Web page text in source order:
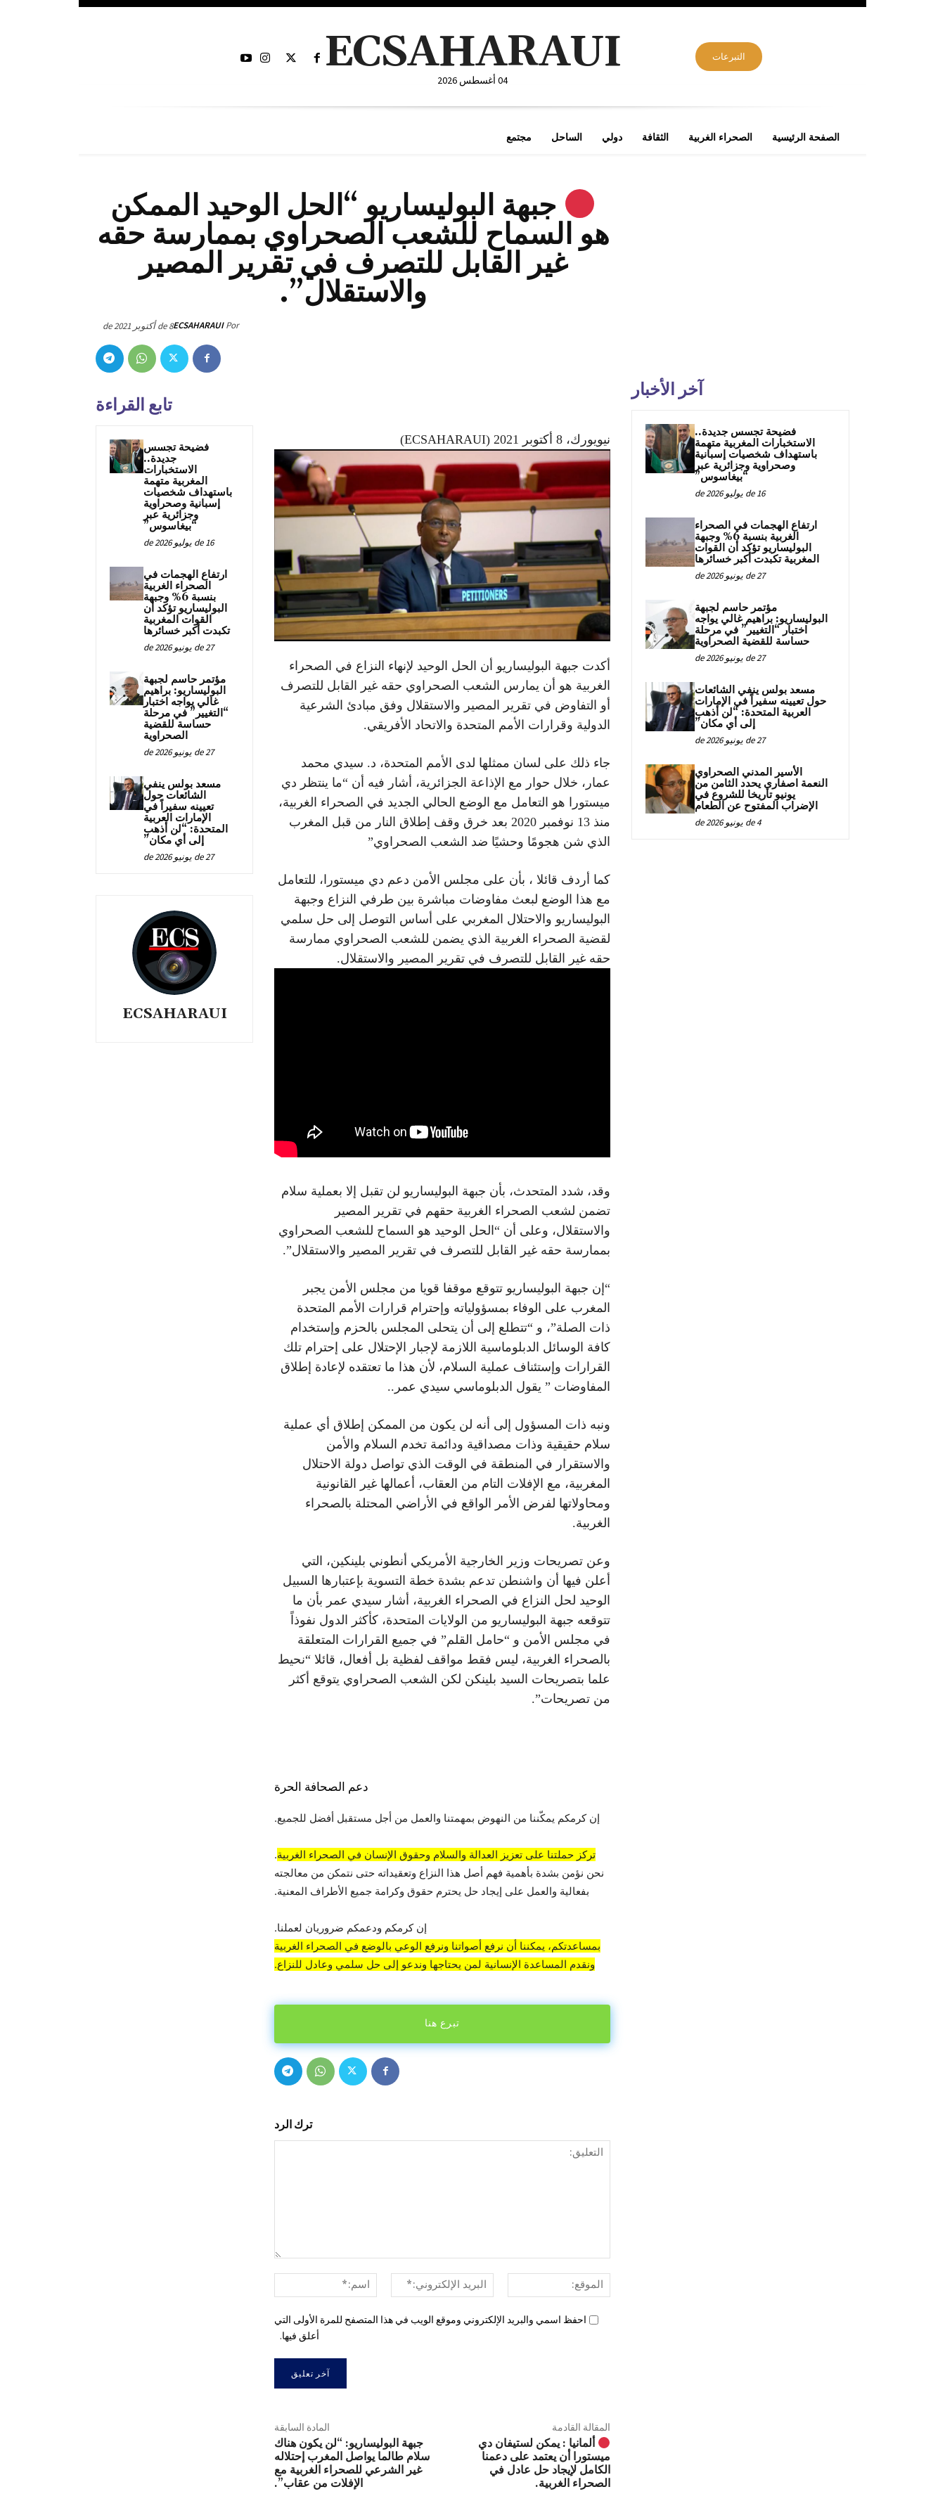
التبرعات ECSAHARAUI
04 أغسطس 2026
الصفحة الرئيسية الصحراء الغربية الثقافة دولي الساحل مجتمع
جبهة البوليساريو “الحل الوحيد الممكن
هو السماح للشعب الصحراوي بممارسة حقه
غير القابل للتصرف في تقرير المصير
والاستقلال”.
Por
ECSAHARAUI8 de أكتوبر de 2021
تابع القراءة
فضيحة تجسس
جديدة..
الاستخبارات
المغربية متهمة
باستهداف شخصيات
إسبانية وصحراوية
وجزائرية عبر
“بيغاسوس”
16 de يوليو de 2026
ارتفاع الهجمات في
الصحراء الغربية
بنسبة 6% وجبهة
البوليساريو تؤكد أن
القوات المغربية
تكبدت أكبر خسائرها
27 de يونيو de 2026
مؤتمر حاسم لجبهة
البوليساريو: براهيم
غالي يواجه اختبار
“التغيير” في مرحلة
حساسة للقضية
الصحراوية
27 de يونيو de 2026
مسعد بولس ينفي
الشائعات حول
تعيينه سفيراً في
الإمارات العربية
المتحدة: “لن أذهب
إلى أي مكان”
27 de يونيو de 2026
ECSAHARAUI
نيويورك، 8 أكتوبر 2021 (ECSAHARAUI)
أكدت جبهة البوليساريو أن الحل الوحيد لإنهاء النزاع في الصحراء
الغربية هو أن يمارس الشعب الصحراوي حقه غير القابل للتصرف
أو التفاوض في تقرير المصير والاستقلال وفق مبادئ الشرعية
الدولية وقرارات الأمم المتحدة والاتحاد الأفريقي.
جاء ذلك على لسان ممثلها لدى الأمم المتحدة، د. سيدي محمد
عمار، خلال حوار مع الإذاعة الجزائرية، أشار فيه أن “ما ينتظر دي
ميستورا هو التعامل مع الوضع الحالي الجديد في الصحراء الغربية،
منذ 13 نوفمبر 2020 بعد خرق وقف إطلاق النار من قبل المغرب
الذي شن هجومًا وحشيًا ضد الشعب الصحراوي”
كما أردف قائلا ، بأن على مجلس الأمن دعم دي ميستورا، للتعامل
مع هذا الوضع لبعث مفاوضات مباشرة بين طرفي النزاع وجبهة
البوليساريو والاحتلال المغربي على أساس التوصل إلى حل سلمي
لقضية الصحراء الغربية الذي يضمن للشعب الصحراوي ممارسة
حقه غير القابل للتصرف في تقرير المصير والاستقلال.
وقد، شدد المتحدث، بأن جبهة البوليساريو لن تقبل إلا بعملية سلام
تضمن لشعب الصحراء الغربية حقهم في تقرير المصير
والاستقلال، وعلى أن “الحل الوحيد هو السماح للشعب الصحراوي
بممارسة حقه غير القابل للتصرف في تقرير المصير والاستقلال”.
“إن جبهة البوليساريو تتوقع موقفا قويا من مجلس الأمن يجبر
المغرب على الوفاء بمسؤولياته وإحترام قرارات الأمم المتحدة
ذات الصلة”، و “تتطلع إلى أن يتحلى المجلس بالحزم وإستخدام
كافة الوسائل الدبلوماسية اللازمة لإجبار الإحتلال على إحترام تلك
القرارات وإستئناف عملية السلام، لأن هذا ما تعتقده لإعادة إطلاق
المفاوضات ” يقول الدبلوماسي سيدي عمر..
ونبه ذات المسؤول إلى أنه لن يكون من الممكن إطلاق أي عملية
سلام حقيقية وذات مصداقية ودائمة تخدم السلام والأمن
والاستقرار في المنطقة في الوقت الذي تواصل دولة الاحتلال
المغربية، مع الإفلات التام من العقاب، أعمالها غير القانونية
ومحاولاتها لفرض الأمر الواقع في الأراضي المحتلة بالصحراء
الغربية.
وعن تصريحات وزير الخارجية الأمريكي أنطوني بلينكين، التي
أعلن فيها أن واشنطن تدعم بشدة خطة التسوية بإعتبارها السبيل
الوحيد لحل النزاع في الصحراء الغربية، أشار سيدي عمر بأن ما
تتوقعه جبهة البوليساريو من الولايات المتحدة، كأكثر الدول نفوذاً
في مجلس الأمن و “حامل القلم” في جميع القرارات المتعلقة
بالصحراء الغربية، ليس فقط مواقف لفظية بل أفعال، قائلا “نحيط
علما بتصريحات السيد بلينكن لكن الشعب الصحراوي يتوقع أكثر
من تصريحات”.
دعم الصحافة الحرة
إن كرمكم يمكّننا من النهوض بمهمتنا والعمل من أجل مستقبل أفضل للجميع.
تركز حملتنا على تعزيز العدالة والسلام وحقوق الإنسان في الصحراء الغربية.
نحن نؤمن بشدة بأهمية فهم أصل هذا النزاع وتعقيداته حتى نتمكن من معالجته
بفعالية والعمل على إيجاد حل يحترم حقوق وكرامة جميع الأطراف المعنية.
إن كرمكم ودعمكم ضروريان لعملنا.
بمساعدتكم، يمكننا أن نرفع أصواتنا ونرفع الوعي بالوضع في الصحراء الغربية
ونقدم المساعدة الإنسانية لمن يحتاجها وندعو إلى حل سلمي وعادل للنزاع.
تبرع هنا
ترك الرد
الإلكتروني:*
الموقع:
احفظ اسمي والبريد الإلكتروني وموقع الويب في هذا المتصفح للمرة الأولى التي
أعلق فيها.
المادة السابقة
جبهة البوليساريو: “لن يكون هناك
سلام طالما يواصل المغرب إحتلاله
غير الشرعي للصحراء الغربية مع
الإفلات من عقاب”.
المقالة القادمة
ألمانيا : يمكن لستيفان دي
ميستورا أن يعتمد على دعمنا
الكامل لإيجاد حل عادل في
الصحراء الغربية.
آخر الأخبار
فضيحة تجسس جديدة..
الاستخبارات المغربية متهمة
باستهداف شخصيات إسبانية
وصحراوية وجزائرية عبر
“بيغاسوس”
16 de يوليو de 2026
ارتفاع الهجمات في الصحراء
الغربية بنسبة 6% وجبهة
البوليساريو تؤكد أن القوات
المغربية تكبدت أكبر خسائرها
27 de يونيو de 2026
مؤتمر حاسم لجبهة
البوليساريو: براهيم غالي يواجه
اختبار “التغيير” في مرحلة
حساسة للقضية الصحراوية
27 de يونيو de 2026
مسعد بولس ينفي الشائعات
حول تعيينه سفيراً في الإمارات
العربية المتحدة: “لن أذهب
إلى أي مكان”
27 de يونيو de 2026
الأسير المدني الصحراوي
النعمة اصفاري يحدد الثامن من
يونيو تاريخا للشروع في
الإضراب المفتوح عن الطعام
4 de يونيو de 2026